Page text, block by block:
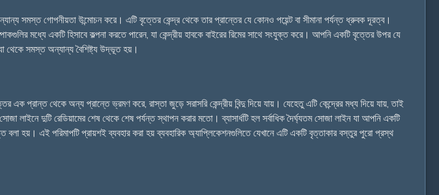
সমস্ত গোপনীয়তা উন্মোচন করে। এটি বৃত্তের কেন্দ্র থেকে তার প্রান্তের যে কোনও পয়েন্ট বা সীমানা পর্যন্ত ধ্রুবক দূরত্ব।
মধ্যে একটি হিসাবে কল্পনা করতে পারেন, যা কেন্দ্রীয় হাবকে বাইরের রিমের সাথে সংযুক্ত করে। আপনি একটি বৃত্তের উপর যে
থেকে সমস্ত অন্যান্য বৈশিষ্ট্য উদ্ভূত হয়।
এক প্রান্ত থেকে অন্য প্রান্তে ভ্রমণ করে, রাস্তা জুড়ে সরাসরি কেন্দ্রীয় বিন্দু দিয়ে যায়। যেহেতু এটি কেন্দ্রের মধ্য দিয়ে যায়, তাই
লাইনে দুটি রেডিয়ামের শেষ থেকে শেষ পর্যন্ত স্থাপন করার মতো। ব্যাসার্ধটি হল সর্বাধিক দৈর্ঘ্যতম সোজা লাইন যা আপনি একটি
হয়। এই পরিমাপটি প্রায়শই ব্যবহার করা হয় ব্যবহারিক অ্যাপ্লিকেশনগুলিতে যেখানে এটি একটি বৃত্তাকার বস্তুর পুরো প্রস্থ